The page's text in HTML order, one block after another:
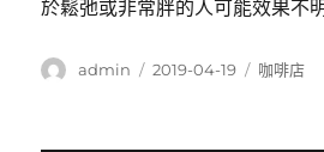
於鬆弛或非常胖的人可能效果不
作
admin
發
2019-04-19
分
咖啡店